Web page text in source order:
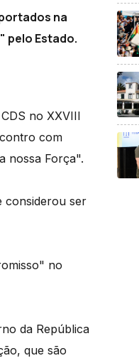
na
pelo Estado.
no XXVIII
com
nossa Força".
considerou ser
no
da República
que são